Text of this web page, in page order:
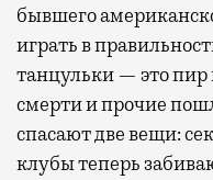
бывшего
играть в
танцульки — это
смерти и прочие
спасают две вещи:
клубы теперь